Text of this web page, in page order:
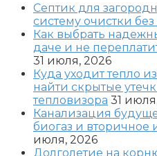
Септик для
систему очистки
Как выбрать
даче и не
31 июля, 2026
Куда уходит тепло
найти скрытые
тепловизора 31
Канализация
биогаз и вторичное
июля, 2026
Долголетие на